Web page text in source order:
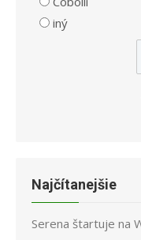
iný
Najčítanejšie
Serena štartuje na